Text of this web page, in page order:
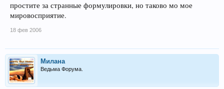
простите за странные формулировки, но таково мо мое
мировосприятие.
18 фев 2006
Милана
Ведьма Форума.